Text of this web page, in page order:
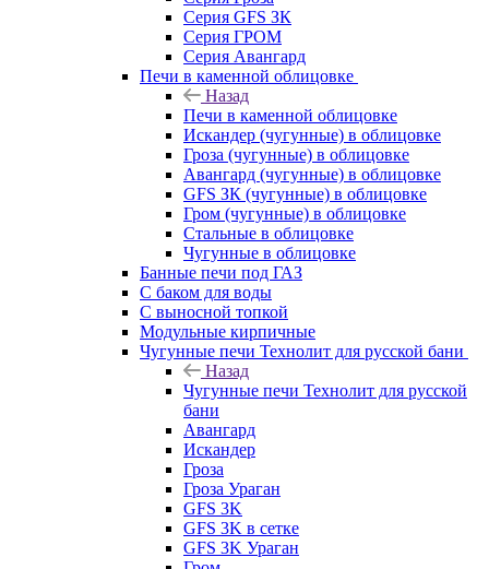
Серия GFS ЗК
Серия ГРОМ
Серия Авангард
Печи в каменной облицовке
Назад
Печи в каменной облицовке
Искандер (чугунные) в облицовке
Гроза (чугунные) в облицовке
Авангард (чугунные) в облицовке
GFS ЗК (чугунные) в облицовке
Гром (чугунные) в облицовке
Стальные в облицовке
Чугунные в облицовке
Банные печи под ГАЗ
С баком для воды
С выносной топкой
Модульные кирпичные
Чугунные печи Технолит для русской бани
Назад
Чугунные печи Технолит для русской
бани
Авангард
Искандер
Гроза
Гроза Ураган
GFS 3K
GFS 3K в сетке
GFS 3K Ураган